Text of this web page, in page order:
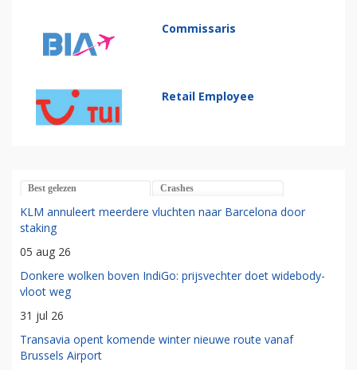
Commissaris
Retail Employee
Best gelezen Crashes
KLM annuleert meerdere vluchten naar Barcelona door
staking
05 aug 26
Donkere wolken boven IndiGo: prijsvechter doet widebody-
vloot weg
31 jul 26
Transavia opent komende winter nieuwe route vanaf
Brussels Airport